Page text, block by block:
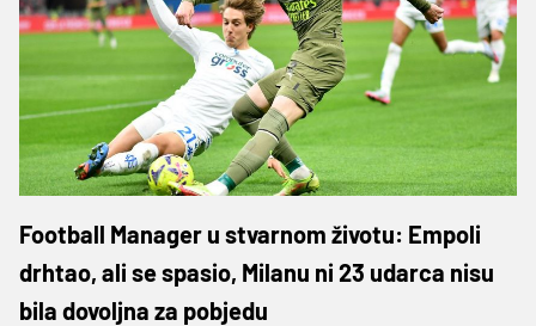
Football Manager u stvarnom životu: Empoli
drhtao, ali se spasio, Milanu ni 23 udarca nisu
bila dovoljna za pobjedu